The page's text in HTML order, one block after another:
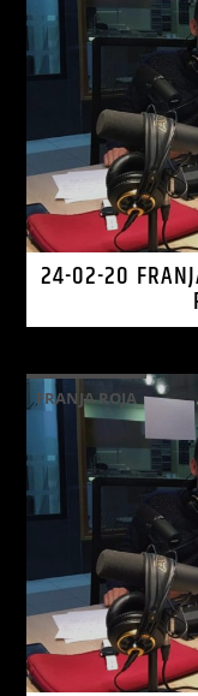
24-02-20
FRANJA ROJA